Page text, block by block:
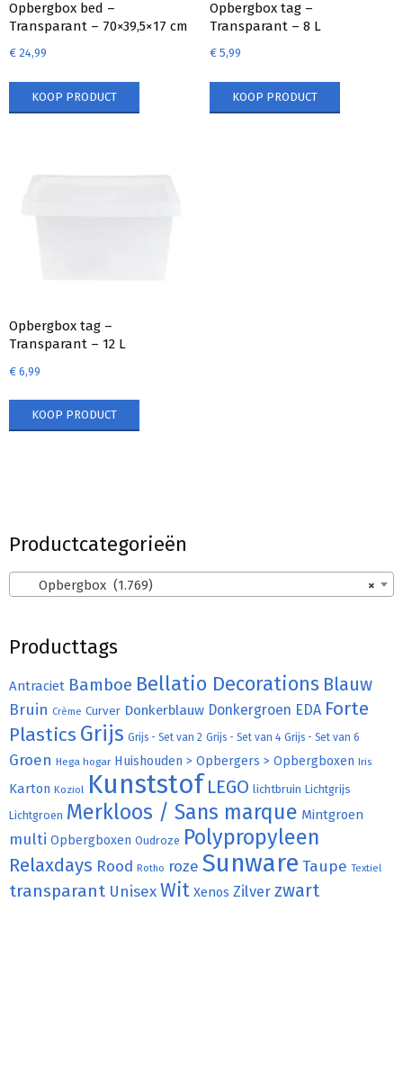
Opbergbox bed –
Transparant – 70×39,5×17 cm
€ 24,99
KOOP PRODUCT
Opbergbox tag –
Transparant – 8 L
€5,99
KOOP PRODUCT
Opbergbox tag –
Transparant – 12 L
€ 6,99
KOOP PRODUCT
Productcategorieën
×
Opbergbox (1.769)
Producttags
Antraciet Bamboe Bellatio Decorations Blauw
Bruin Crème Curver Donkerblauw Donkergroen EDA Forte
Plastics Grijs Grijs - Set van 2 Grijs - Set van 4 Grijs - Set van 6
Groen Hega hogar Huishouden > Opbergers > Opbergboxen Iris
Karton Koziol Kunststof LEGO lichtbruin Lichtgrijs
Lichtgroen Merkloos / Sans marque Mintgroen
multi Opbergboxen Oudroze Polypropyleen
Relaxdays Rood Rotho roze Sunware Taupe Textiel
transparant UnisexWit Xenos Zilver zwart